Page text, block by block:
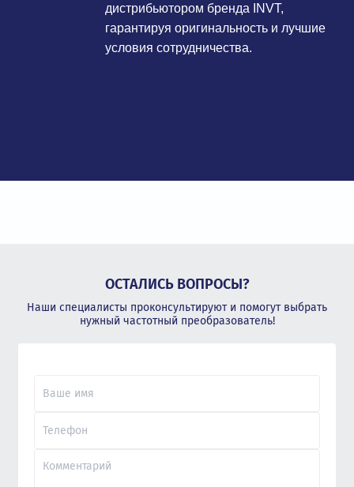
дистрибьютором бренда INVT,
гарантируя оригинальность и лучшие
условия сотрудничества.
ОСТАЛИСЬ ВОПРОСЫ?
Наши специалисты проконсультируют и помогут выбрать
нужный частотный преобразователь!